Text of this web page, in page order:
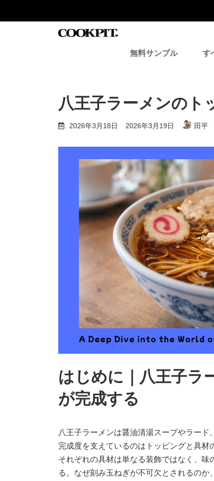
無料サンプル す
八王子ラーメンのト
2026年3月18日
最
終
新
日
時
:
2026年3月19日 田平
はじめに｜八王子ラ
が完成する
八王子ラーメンは醤油清湯スープやラー
完成度を支えているのはトッピングと具材
それぞれの具材は単なる装飾ではなく、
る。なぜ刻み玉ねぎが不可欠とされるの